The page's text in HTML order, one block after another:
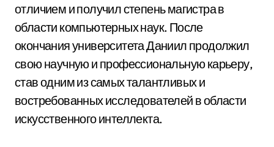
отличием и получил степень магистра в
области компьютерных наук. После
окончания университета Даниил продолжил
свою научную и профессиональную карьеру,
став одним из самых талантливых и
востребованных исследователей в области
искусственного интеллекта.